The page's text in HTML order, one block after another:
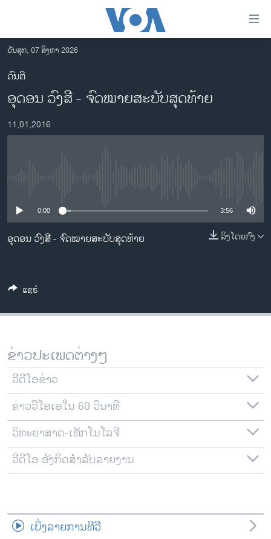
ເຂົ້າ
ຫາ
ຂ້າມ
ຂ້າມ
ຂ້າມ
ໄປ
ອາເມຣິກາ
ການເລືອກຕັ້ງ ປະທານາທີບໍດີ ສະຫະລັດ 2024
ອິດສະຫຼະພາບດ້ານການຂ່າວ
ຊີວິດຊາວລາວ
ວິທະຍາສາດ-ເທັກໂນໂລຈີ
ວີດີໂອ
ສຽງ
ລາຍງານ
ຕິດຕາມພວກເຮົາ ທີ່
ພາສາຕ່າງໆ
ວັນສຸກ, 07 ສິງຫາ 2026
ດົນຕີ
ອຸດອນ ວົງສີ - ຈົດໝາຍສະບັບສຸດທ້າຍ
11,01,2016
0:00 3:56
ລິງໂດຍກົງ
ອຸດອນ ວົງສີ - ຈົດໝາຍສະບັບສຸດທ້າຍ
ແຊຣ໌
ຂ່າວປະເພດຕ່າງໆ
ວີດີໂອຂ່າວ
ຂ່າວວີໂອເອໃນ 60 ວິນາທີ
ວິທະຍາສາດ-ເທັກໂນໂລຈີ
ວີດີໂອ ອັງກິດສຳລັບລາຍງານ
ເບິ່ງລາຍການທີວີ